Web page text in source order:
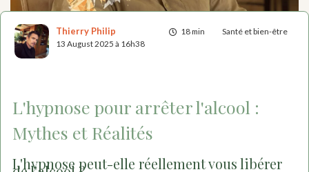
18 min Santé et bien-être
Thierry Philip
13 August 2025 à 16h38
L'hypnose pour arrêter l'alcool :
Mythes et Réalités
L'hypnose peut-elle réellement vous libérer